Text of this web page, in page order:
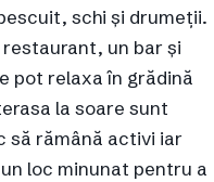
schi și drumeții.
un bar și
pot relaxa în grădină
la soare sunt
să rămână activi iar
loc minunat pentru a